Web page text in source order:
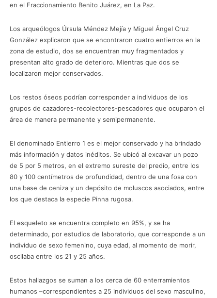
en el Fraccionamiento Benito Juárez, en La Paz.
Los arqueólogos Úrsula Méndez Mejía y Miguel Ángel Cruz
González explicaron que se encontraron cuatro entierros en la
zona de estudio, dos se encuentran muy fragmentados y
presentan alto grado de deterioro. Mientras que dos se
localizaron mejor conservados.
Los restos óseos podrían corresponder a individuos de los
grupos de cazadores-recolectores-pescadores que ocuparon el
área de manera permanente y semipermanente.
El denominado Entierro 1 es el mejor conservado y ha brindado
más información y datos inéditos. Se ubicó al excavar un pozo
de 5 por 5 metros, en el extremo sureste del predio, entre los
80 y 100 centímetros de profundidad, dentro de una fosa con
una base de ceniza y un depósito de moluscos asociados, entre
los que destaca la especie Pinna rugosa.
El esqueleto se encuentra completo en 95%, y se ha
determinado, por estudios de laboratorio, que corresponde a un
individuo de sexo femenino, cuya edad, al momento de morir,
oscilaba entre los 21 y 25 años.
Estos hallazgos se suman a los cerca de 60 enterramientos
humanos –correspondientes a 25 individuos del sexo masculino,